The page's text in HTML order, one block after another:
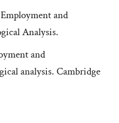
and
Analysis.
and
analysis. Cambridge